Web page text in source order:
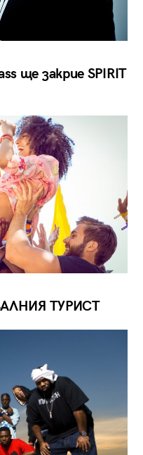
ще закрие SPIRIT
ТУРИСТ